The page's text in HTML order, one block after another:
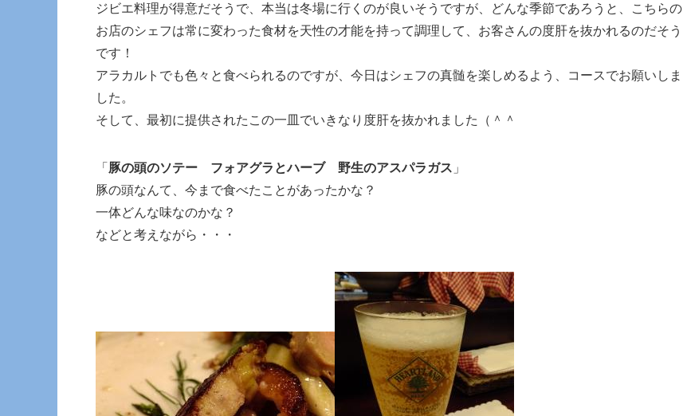
ジビエ料理が得意だそうで、本当は冬場に行くのが良いそうですが、どんな季節であろうと、こちらの
お店のシェフは常に変わった食材を天性の才能を持って調理して、お客さんの度肝を抜かれるのだそう
です！
アラカルトでも色々と食べられるのですが、今日はシェフの真髄を楽しめるよう、コースでお願いしま
した。
そして、最初に提供されたこの一皿でいきなり度肝を抜かれました（＾＾
「 豚の頭のソテー フォアグラとハーブ 野生のアスパラガス 」
豚の頭なんて、今まで食べたことがあったかな？
一体どんな味なのかな？
などと考えながら・・・